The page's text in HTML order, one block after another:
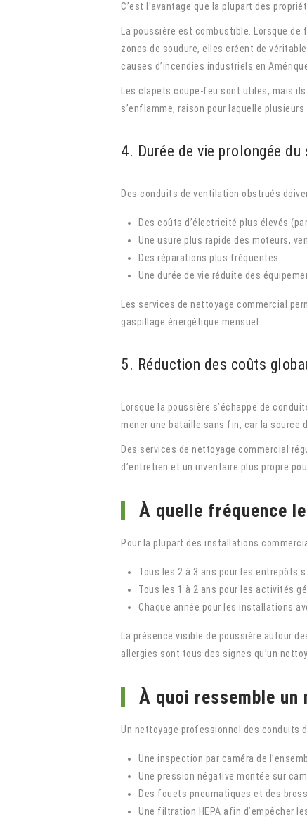
C’est l’avantage que la plupart des
La poussière est combustible. Lorsque
zones de soudure, elles créent de
causes d’incendies industriels en Amérique
Les clapets coupe-feu sont utiles, mais
s’enflamme, raison pour laquelle
4. Durée de vie prolongée
Des conduits de ventilation obstrués
Des coûts d’électricité plus élevés
Une usure plus rapide des moteurs,
Des réparations plus fréquentes
Une durée de vie réduite des
Les services de nettoyage commercial
gaspillage énergétique mensuel.
5. Réduction des coûts
Lorsque la poussière s’échappe de
mener une bataille sans fin, car la source
Des services de nettoyage commercial
d’entretien et un inventaire plus propre
À quelle fréquence
Pour la plupart des installations
Tous les 2 à 3 ans pour les entrepôts
Tous les 1 à 2 ans pour les activités
Chaque année pour les installations
La présence visible de poussière autour
allergies sont tous des signes qu’un
À quoi ressemble
Un nettoyage professionnel des conduits
Une inspection par caméra de
Une pression négative montée sur
Des fouets pneumatiques et des
Une filtration HEPA afin d’empêcher